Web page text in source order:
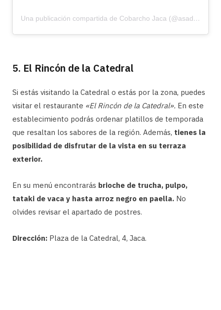
Una publicación compartida de Cobarcho Jaca (@asadorcobarcho)
5. El Rincón de la Catedral
Si estás visitando la Catedral o estás por la zona, puedes
visitar el restaurante «El Rincón de la Catedral». En este
establecimiento podrás ordenar platillos de temporada
que resaltan los sabores de la región. Además, tienes la
posibilidad de disfrutar de la vista en su terraza
exterior.
En su menú encontrarás brioche de trucha, pulpo,
tataki de vaca y hasta arroz negro en paella. No
olvides revisar el apartado de postres.
Dirección: Plaza de la Catedral, 4, Jaca.